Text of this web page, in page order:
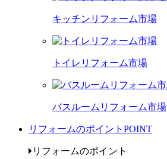
キッチンリフォーム市場
トイレリフォーム市場
バスルームリフォーム市場
リフォームのポイント POINT
リフォームのポイント